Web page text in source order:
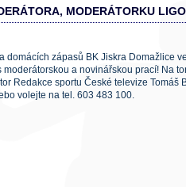
MODERÁTORKU
domácích zápasů BK Jiskra Domažlice
a novinářskou prací! Na
Redakce sportu České televize Tomáš
volejte na tel. 603 483 100.